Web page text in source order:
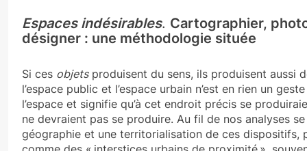
Espaces indésirables. Cartographier,
désigner : une méthodologie située
Si ces objetsproduisent du sens, ils produisent aussi
l’espace public et l’espace urbain n’est en rien un
l’espace et signifie qu’à cet endroit précis se
ne devraient pas se produire. Au fil de nos analyses
géographie et une territorialisation de ces dispositifs,